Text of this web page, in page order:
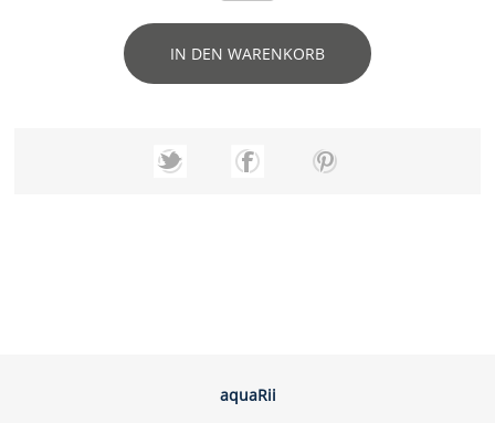
IN DEN WARENKORB
aquaRii